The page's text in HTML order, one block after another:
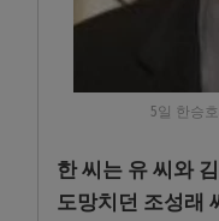
5일 한승
한 씨는 유 씨와
도망치던 조성래